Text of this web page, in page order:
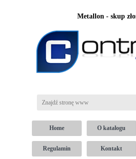
Metallon - skup
Home O katalogu
Regulamin Kontakt